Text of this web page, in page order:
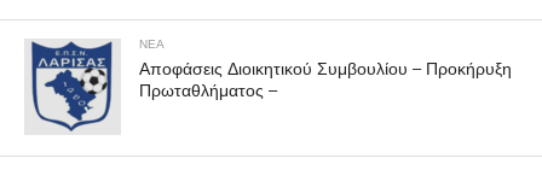
ΝΕΑ
Αποφάσεις Διοικητικού Συμβουλίου – Προκήρυξη
Πρωταθλήματος –